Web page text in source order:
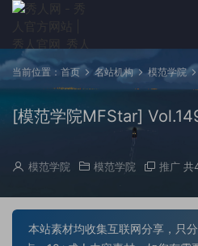
当前位置： 首页 名站机构 模范学院
[模范学院MFStar]
模范学院 模范学院 推广 共
本站素材均收集互联网分享，只